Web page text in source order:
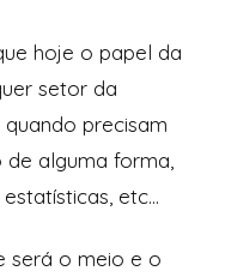
hoje o papel da
setor da
precisam
alguma forma,
etc...
será o meio e o